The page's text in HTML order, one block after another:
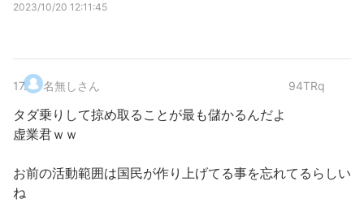
2023/10/20 12:11:45
17. 名無しさん 94TRq
タダ乗りして掠め取ることが最も儲かるんだよ
虚業君ｗｗ
お前の活動範囲は国民が作り上げてる事を忘れてるらしい
ね